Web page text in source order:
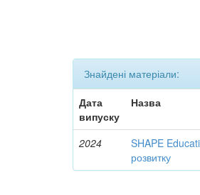
Знайдені матеріали:
Дата
випуску
Назва
2024
SHAPE
розвитку